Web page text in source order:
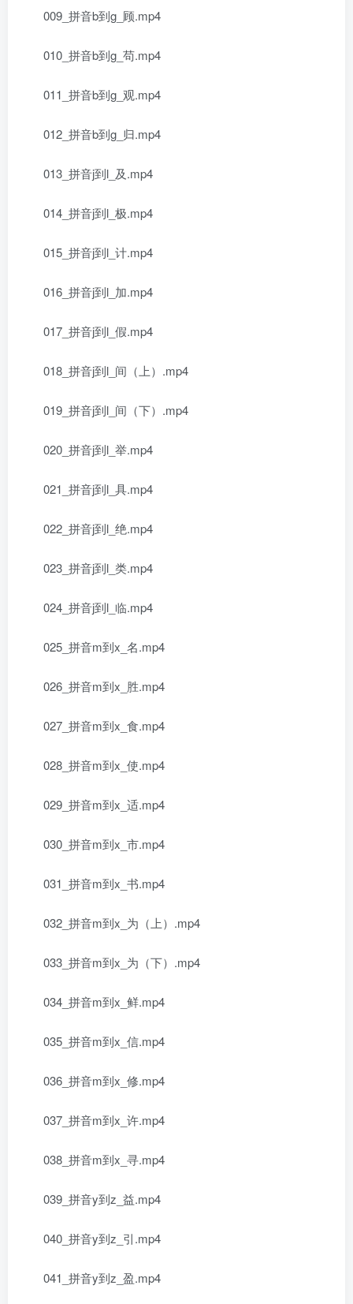
009_拼音b到g_顾.mp4
010_拼音b到g_苟.mp4
011_拼音b到g_观.mp4
012_拼音b到g_归.mp4
013_拼音j到l_及.mp4
014_拼音j到l_极.mp4
015_拼音j到l_计.mp4
016_拼音j到l_加.mp4
017_拼音j到l_假.mp4
018_拼音j到l_间（上）.mp4
019_拼音j到l_间（下）.mp4
020_拼音j到l_举.mp4
021_拼音j到l_具.mp4
022_拼音j到l_绝.mp4
023_拼音j到l_类.mp4
024_拼音j到l_临.mp4
025_拼音m到x_名.mp4
026_拼音m到x_胜.mp4
027_拼音m到x_食.mp4
028_拼音m到x_使.mp4
029_拼音m到x_适.mp4
030_拼音m到x_市.mp4
031_拼音m到x_书.mp4
032_拼音m到x_为（上）.mp4
033_拼音m到x_为（下）.mp4
034_拼音m到x_鲜.mp4
035_拼音m到x_信.mp4
036_拼音m到x_修.mp4
037_拼音m到x_许.mp4
038_拼音m到x_寻.mp4
039_拼音y到z_益.mp4
040_拼音y到z_引.mp4
041_拼音y到z_盈.mp4